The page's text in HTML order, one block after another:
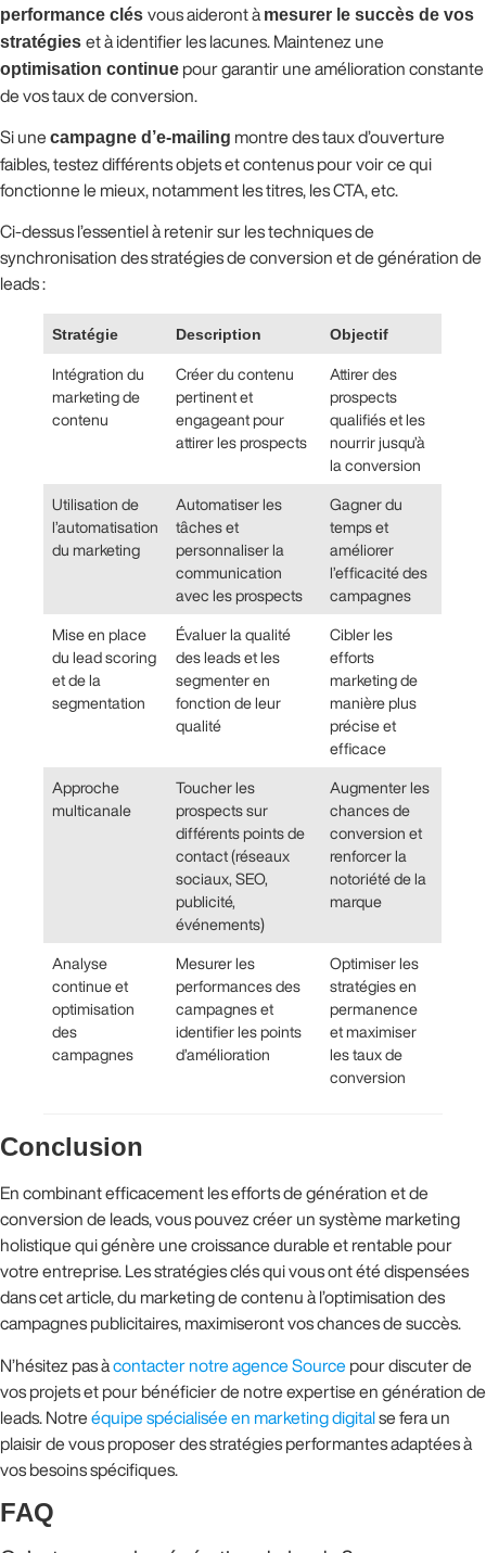
performance clés vous aideront à mesurer le succès de vos
stratégies et à identifier les lacunes. Maintenez une
optimisation continue pour garantir une amélioration constante
de vos taux de conversion.
Si une campagne d’e-mailing montre des taux d’ouverture
faibles, testez différents objets et contenus pour voir ce qui
fonctionne le mieux, notamment les titres, les CTA, etc.
Ci-dessus l’essentiel à retenir sur les techniques de
synchronisation des stratégies de conversion et de génération de
leads :
Stratégie Description Objectif
Intégration du
marketing de
contenu
Créer du contenu
pertinent et
engageant pour
attirer les prospects
Attirer des
prospects
qualifiés et les
nourrir jusqu’à
la conversion
Utilisation de
l’automatisation
du marketing
Automatiser les
tâches et
personnaliser la
communication
avec les prospects
Gagner du
temps et
améliorer
l’efficacité des
campagnes
Mise en place
du lead scoring
et de la
segmentation
Évaluer la qualité
des leads et les
segmenter en
fonction de leur
qualité
Cibler les
efforts
marketing de
manière plus
précise et
efficace
Approche
multicanale
Toucher les
prospects sur
différents points de
contact (réseaux
sociaux, SEO,
publicité,
événements)
Augmenter les
chances de
conversion et
renforcer la
notoriété de la
marque
Analyse
continue et
optimisation
des
campagnes
Mesurer les
performances des
campagnes et
identifier les points
d’amélioration
Optimiser les
stratégies en
permanence
et maximiser
les taux de
conversion
Conclusion
En combinant efficacement les efforts de génération et de
conversion de leads, vous pouvez créer un système marketing
holistique qui génère une croissance durable et rentable pour
votre entreprise. Les stratégies clés qui vous ont été dispensées
dans cet article, du marketing de contenu à l’optimisation des
campagnes publicitaires, maximiseront vos chances de succès.
N’hésitez pas àcontacter notre agence Source pour discuter de
vos projets et pour bénéficier de notre expertise en génération de
leads. Notre équipe spécialisée en marketing digitalse fera un
plaisir de vous proposer des stratégies performantes adaptées à
vos besoins spécifiques.
FAQ